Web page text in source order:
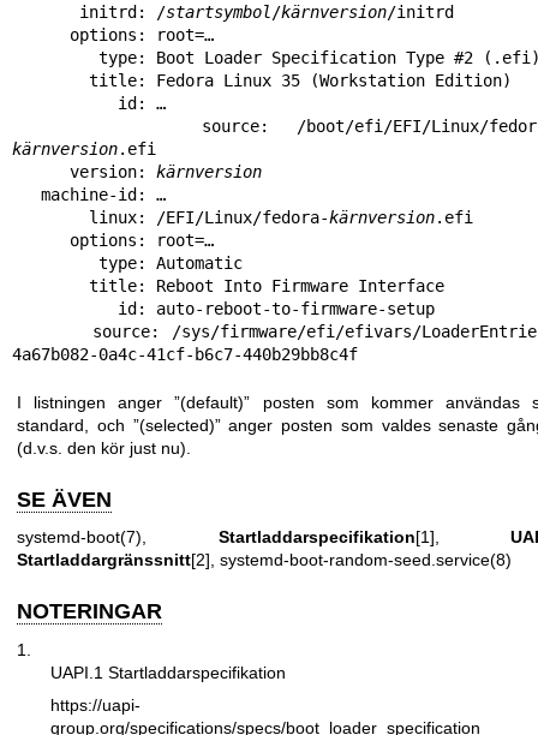
       initrd: /
startsymbol /kärnversion/initrd
source: /boot/efi/EFI/Linux/
kärnversion.efi
      version:
kärnversion
        linux: /EFI/Linux/fedora-
kärnversion.efi
4a67b082-0a4c-41cf-b6c7-440b29bb8c4f
I listningen anger ”(default)” posten som kommer användas
standard, och ”(selected)” anger posten som valdes senaste
(d.v.s. den kör just nu).
SE ÄVEN
systemd-boot(7), Startladdarspecifikation[1],
Startladdargränssnitt[2], systemd-boot-random-seed.service(8)
NOTERINGAR
1.
UAPI.1 Startladdarspecifikation
https://uapi-
group.org/specifications/specs/boot_loader_specification